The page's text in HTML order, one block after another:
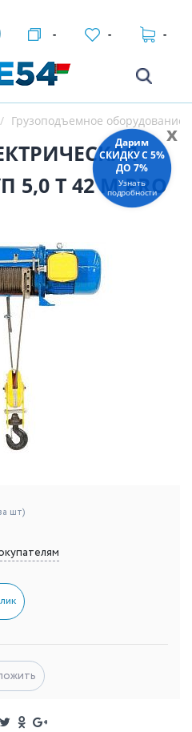
- - -
Грузоподъемное оборудование
5,0 Т 42 М PRO
шт)
покупателям
x
Дарим
СКИДКУ C 5%
ДО 7%
Узнать
подробности